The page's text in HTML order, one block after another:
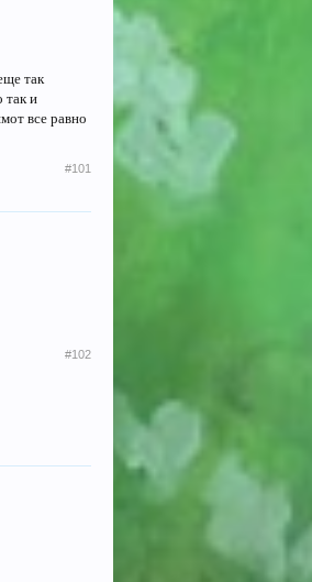
так
так и
все равно
#101
#102